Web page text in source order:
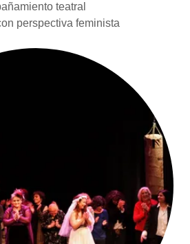
teatral
perspectiva feminista